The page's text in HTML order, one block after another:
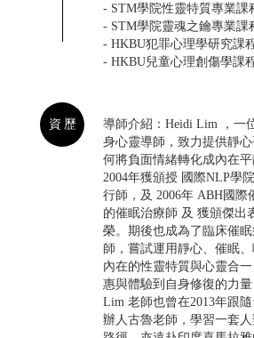
- STM學院性靈特質專業課
- STM學院靈魂之鑰專業課
- HKBU犯罪心理學研究課
- HKBU兒童心理創傷學課
資歷
導師介紹：Heidi Lim ，一
身心靈導師，致力提供靜
何將負面情緒轉化成內在
2004年獲頒授 國際NLP學
行師，及 2006年 ABH國際
的催眠治療師 及 獲頒傑出
榮。期後也成為了臨床催
師，嘗試運用靜心、催眠
內在的性靈特質與心靈合
惠與體驗到自身修復的力
Lim 老師也曾在2013年跟
辦人古魯老師，學習一套